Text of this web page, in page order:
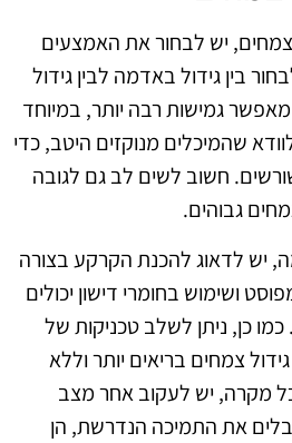
יש לבחור את האמצעים
בין גידול באדמה לבין גידול
מאפשר גמישות רבה יותר, במיוחד
שהמיכלים מנוקזים היטב, כדי
חשוב לשים לב גם לגובה
גבוהים.
יש לדאוג להכנת הקרקע בצורה
ושימוש בחומרי דישון יכולים
כן, ניתן לשלב טכניקות של
צמחים בריאים יותר וללא
מקרה, יש לעקוב אחר מצב
את התמיכה הנדרשת, הן